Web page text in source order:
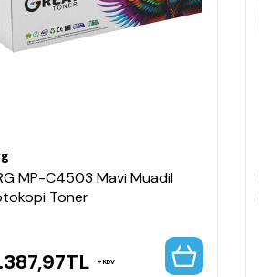
MP-C4503 Mavi Muadil
Toner
TL KDV